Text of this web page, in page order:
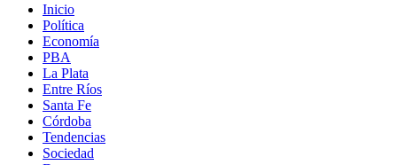
Inicio
Política
Economía
PBA
La Plata
Entre Ríos
Santa Fe
Córdoba
Tendencias
Sociedad